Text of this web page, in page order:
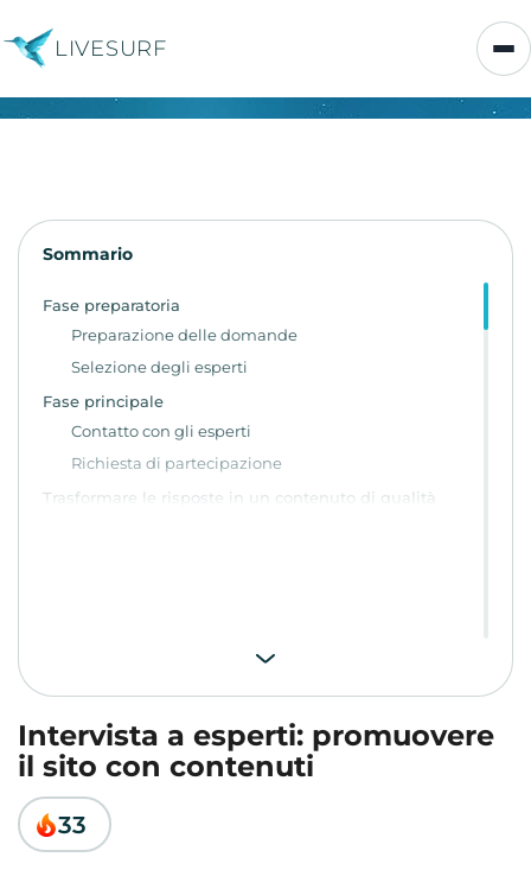
LIVESURF
Sommario
Fase preparatoria
Preparazione delle domande
Selezione degli esperti
Fase principale
Contatto con gli esperti
Richiesta di partecipazione
Trasformare le risposte in un contenuto di qualità
Intervista a esperti: promuovere
il sito con contenuti
33